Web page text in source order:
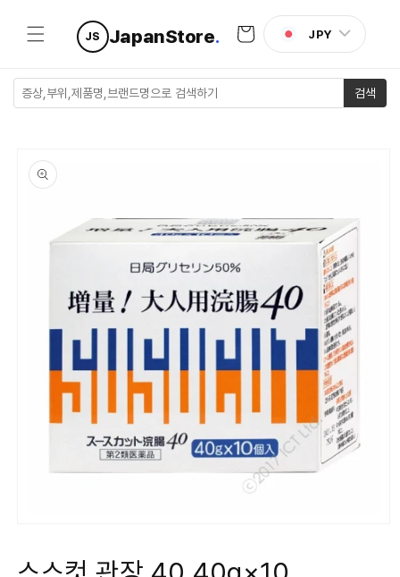
건너뛰기
JS JapanStore.
트
JPY
검색
로 건너뛰
기
서